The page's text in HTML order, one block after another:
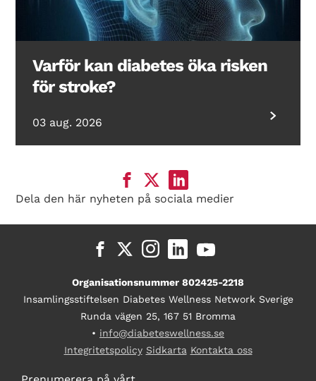
Varför kan diabetes öka risken
för stroke?
03 aug. 2026
Dela den här nyheten på sociala medier
Organisationsnummer 802425-2218
Insamlingsstiftelsen Diabetes Wellness Network Sverige
Runda vägen 25, 167 51 Bromma
• info@diabeteswellness.se
Integritetspolicy Sidkarta Kontakta oss